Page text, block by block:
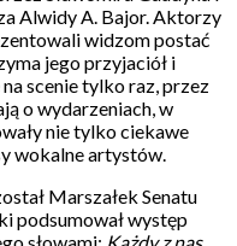
Alwidy A. Bajor. Aktorzy
widzom postać
jego przyjaciół i
scenie tylko raz, przez
o wydarzeniach, w
nie tylko ciekawe
wokalne artystów.
Marszałek Senatu
podsumował występ